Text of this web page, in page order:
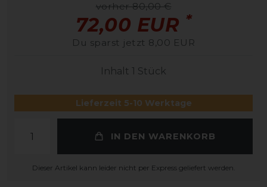
vorher 80,00 €
72,00 EUR *
Du sparst jetzt 8,00 EUR
Inhalt 1 Stück
Lieferzeit 5-10 Werktage
IN DEN WARENKORB
Dieser Artikel kann leider nicht per Express geliefert werden.